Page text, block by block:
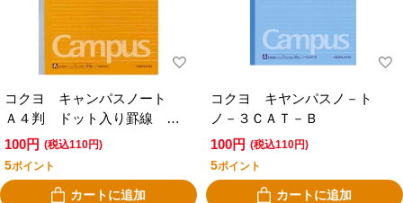
コクヨ キャンパスノート
Ａ４判 ドット入り罫線 Ａ
罫 ４０枚ノ－２０１ＡＴＮ
100円 (税込110円)
5ポイント
カートに追加
コクヨ キヤンパスノ－ト
ノ－３ＣＡＴ－Ｂ
100円 (税込110円)
5ポイント
カートに追加